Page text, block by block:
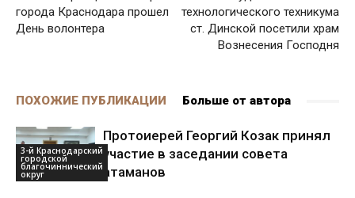
города Краснодара прошел
День волонтера
технологического техникума
ст. Динской посетили храм
Вознесения Господня
ПОХОЖИЕ ПУБЛИКАЦИИ Больше от автора
3-й Краснодарский
городской
благочиннический
округ
Протоиерей Георгий Козак принял
участие в заседании совета
атаманов